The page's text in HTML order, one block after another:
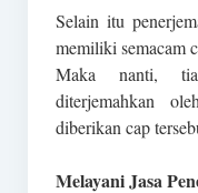
Selain itu
memiliki semacam
Maka nanti,
diterjemahkan
diberikan cap
Melayani Jasa